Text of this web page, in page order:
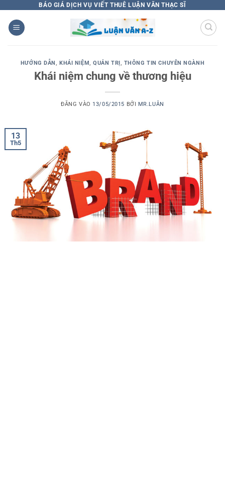
qua
nội
BÁO GIÁ DỊCH VỤ VIẾT THUÊ LUẬN VĂN THẠC SĨ
HƯỚNG DẪN,KHÁI NIỆM,QUẢN TRỊ, THÔNG TIN CHUYÊN NGÀNH
Khái niệm chung về thương hiệu
ĐĂNG VÀO 13/05/2015 BỞI MR.LUÂN
13
Th5